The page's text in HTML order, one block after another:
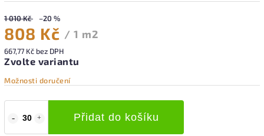
1 010 Kč –20 %
808 Kč / 1 m2
667,77 Kč bez DPH
Zvolte variantu
Možnosti doručení
Přidat do košíku